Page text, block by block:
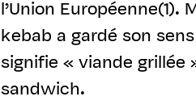
l’Union
kebab a gardé son
signifie « viande grillée
sandwich.